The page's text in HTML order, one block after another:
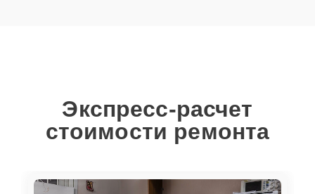
Экспресс-расчет
стоимости ремонта